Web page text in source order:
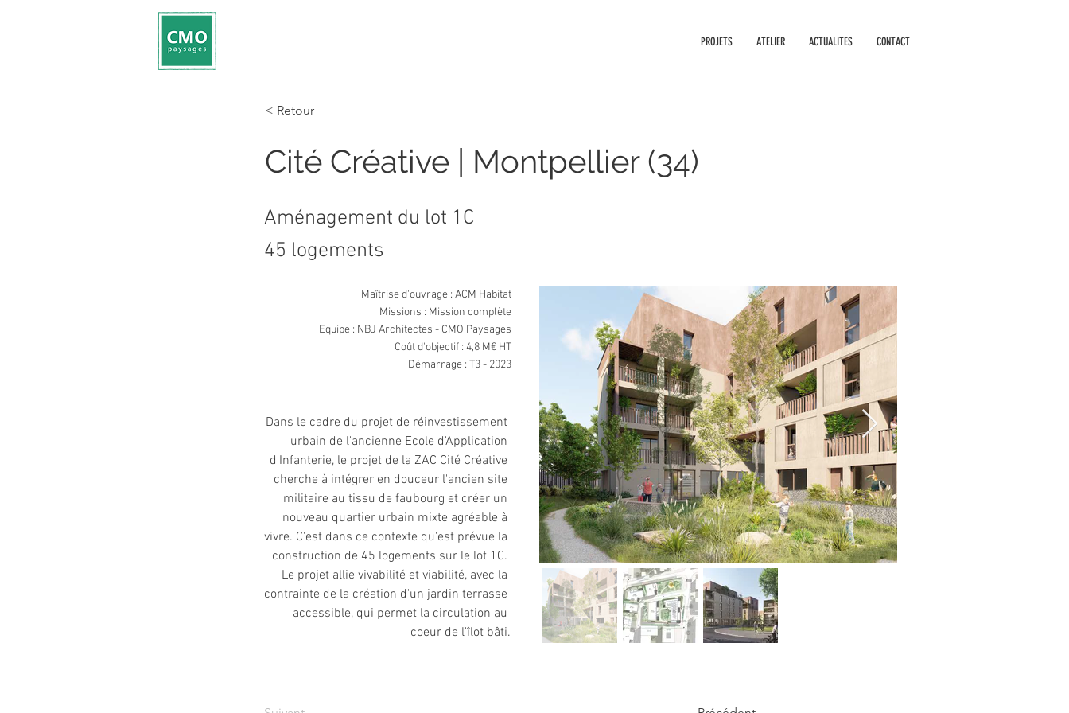
PROJETS ATELIER ACTUALITES CONTACT
< Retour
Cité Créative | Montpellier (34)
Aménagement du lot 1C
45 logements
Maîtrise d'ouvrage : ACM Habitat
Missions : Mission complète
Equipe : NBJ Architectes - CMO Paysages
Coût d'objectif : 4,8 M€ HT
Démarrage : T3 - 2023
Dans le cadre du projet de réinvestissement
urbain de l'ancienne Ecole d'Application
d'Infanterie, le projet de la ZAC Cité Créative
cherche à intégrer en douceur l'ancien site
militaire au tissu de faubourg et créer un
nouveau quartier urbain mixte agréable à
vivre. C'est dans ce contexte qu'est prévue la
construction de 45 logements sur le lot 1C.
Le projet allie vivabilité et viabilité, avec la
contrainte de la création d'un jardin terrasse
accessible, qui permet la circulation au
coeur de l'îlot bâti.